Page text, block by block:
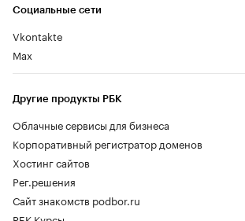
Социальные сети
Vkontakte
Max
Другие продукты РБК
Облачные сервисы для бизнеса
Корпоративный регистратор доменов
Хостинг сайтов
Рег.решения
Сайт знакомств podbor.ru